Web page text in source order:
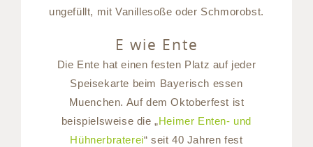
ungefüllt, mit Vanillesoße oder Schmorobst.
E wie Ente
Die Ente hat einen festen Platz auf jeder
Speisekarte beim Bayerisch essen
Muenchen. Auf dem Oktoberfest ist
beispielsweise die „Heimer Enten- und
Hühnerbraterei“ seit 40 Jahren fest